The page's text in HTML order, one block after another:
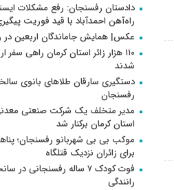
دادستان رفسنجان: رفع مشکلات
راه‌آهن احمدآباد با قید فوریت
عکس| همایش جاماندگان اربعین در
۱۱۰ هزار زائر استان کرمان راهی سفر
شدند
دستگیری سارقان طلاهای بانوی
رفسنجان
مدیر متخلف یک شرکت صنعتی
استان کرمان برکنار شد
موکب بی بی شهربانو رفسنجان؛
برای زائران نزدیک قتلگاه
فوت کودک ۷ ساله رفسنجانی در
رانندگی